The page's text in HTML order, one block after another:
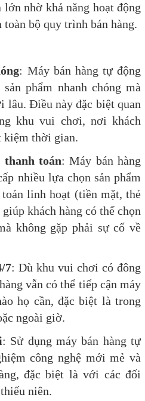
nhờ khả năng hoạt động
bộ quy trình bán hàng.
: Máy bán hàng tự động
phẩm nhanh chóng mà
lâu. Điều này đặc biệt quan
khu vui chơi, nơi khách
kiệm thời gian.
thanh toán: Máy bán hàng
nhiều lựa chọn sản phẩm
linh hoạt (tiền mặt, thẻ
khách hàng có thể chọn
không gặp phải sự cố về
7: Dù khu vui chơi có đông
vẫn có thể tiếp cận máy
họ cần, đặc biệt là trong
ngoài giờ.
: Sử dụng máy bán hàng tự
công nghệ mới mẻ và
đặc biệt là với các đối
niên.